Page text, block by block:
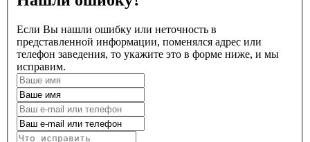
Если Вы нашли ошибку или неточность в
представленной информации, поменялся адрес или
телефон заведения, то укажите это в форме ниже, и мы
исправим.